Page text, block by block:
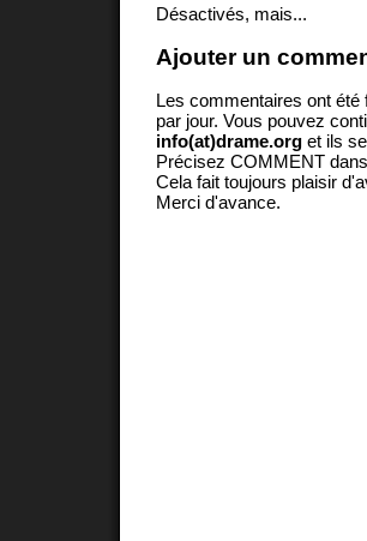
Désactivés, mais...
Ajouter un
Les commentaires ont
par jour. Vous pouvez
info(at)drame.org et ils
Précisez COMMENT
Cela fait toujours plaisir
Merci d'avance.